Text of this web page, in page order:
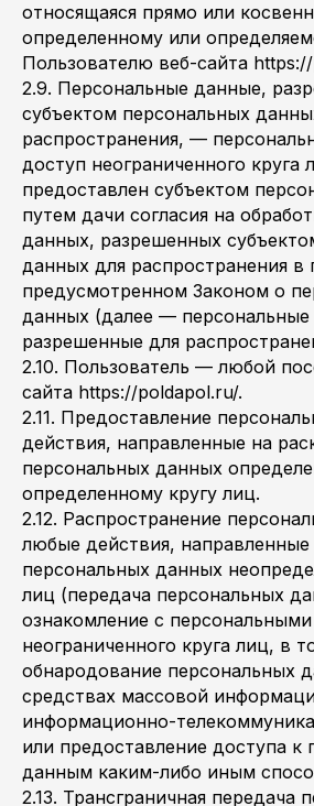
относящаяся прямо или
определенному или
Пользователю веб-сайта
2.9. Персональные данные,
субъектом персональных
распространения, —
доступ неограниченного круга
предоставлен субъектом
путем дачи согласия на
данных, разрешенных
данных для распространения в
предусмотренном Законом о
данных (далее —
разрешенные для
2.10. Пользователь — любой
сайта https://poldapol.ru/.
2.11. Предоставление
действия, направленные на
персональных данных
определенному кругу лиц.
2.12. Распространение
любые действия, направленные
персональных данных
лиц (передача персональных
ознакомление с
неограниченного круга лиц, в
обнародование персональных
средствах массовой
информационно-
или предоставление доступа к
данным каким-либо иным
2.13. Трансграничная передача